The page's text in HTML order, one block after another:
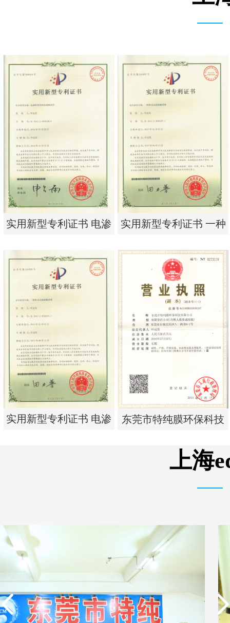
实用新型专利证书 电渗
实用新型专利证书 电渗
析器用纯水隔板组件
实用新型专利证书 一种
实用新型专利证书 一种
单边过滤流畅基板
实用新型专利证书 电渗
析器用浓水隔板组件
东莞市特纯膜环保科技
有限公司营业执照
上海